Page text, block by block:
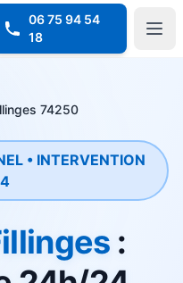
06 75 94 54
18
74250
• INTERVENTION
: